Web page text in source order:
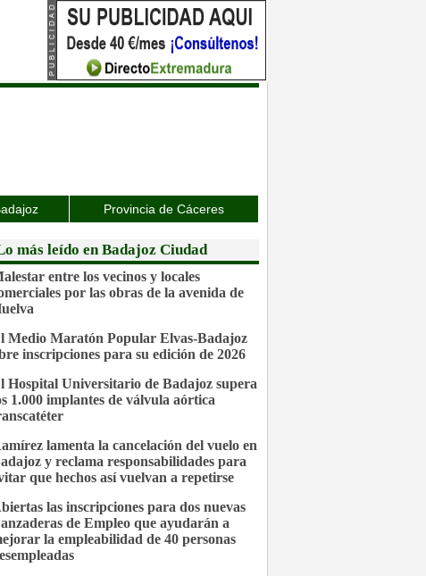
Provincia de Cáceres
más leído en Badajoz Ciudad
entre los vecinos y locales
por las obras de la avenida de
Medio Maratón Popular Elvas-Badajoz
inscripciones para su edición de 2026
Hospital Universitario de Badajoz supera
1.000 implantes de válvula aórtica
lamenta la cancelación del vuelo en
y reclama responsabilidades para
que hechos así vuelvan a repetirse
las inscripciones para dos nuevas
de Empleo que ayudarán a
la empleabilidad de 40 personas